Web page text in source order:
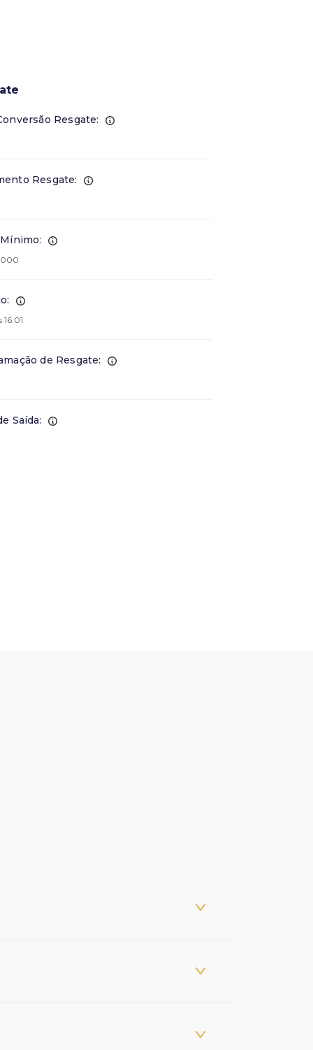
Resgate:
Resgate:
16:01
de Resgate:
Saída: